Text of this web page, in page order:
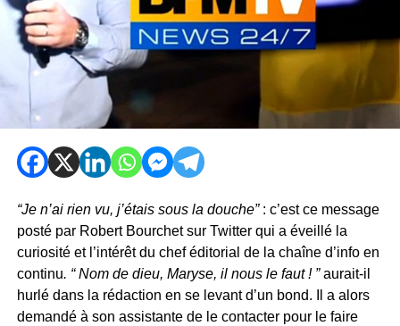
“Je n’ai rien vu, j’étais sous la douche”: c’est ce message
posté par Robert Bourchet sur Twitter qui a éveillé la
curiosité et l’intérêt du chef éditorial de la chaîne d’info en
continu. “ Nom de dieu, Maryse, il nous le faut ! ”aurait-il
hurlé dans la rédaction en se levant d’un bond. Il a alors
demandé à son assistante de le contacter pour le faire